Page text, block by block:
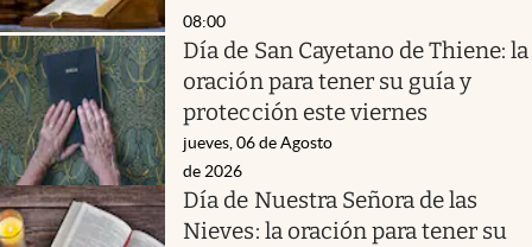
08:00
Día de San Cayetano de Thiene: la
oración para tener su guía y
protección este viernes
jueves, 06 de Agosto
de 2026
Día de Nuestra Señora de las
Nieves: la oración para tener su